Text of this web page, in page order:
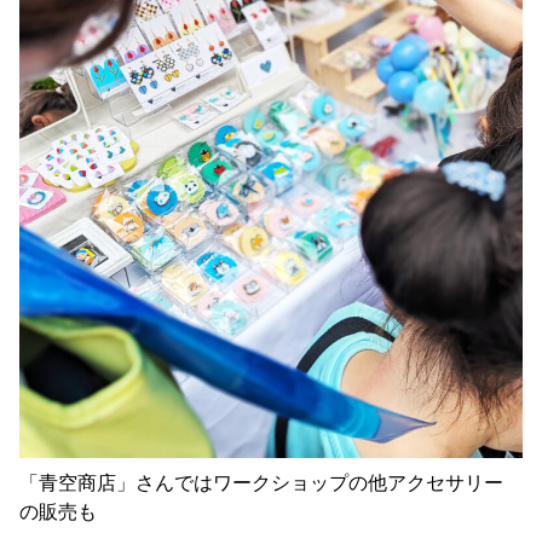
「青空商店」さんではワークショップの他アクセサリー
の販売も